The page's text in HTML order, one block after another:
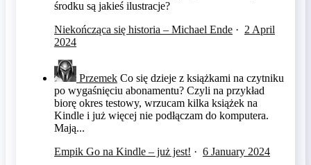
środku są jakieś ilustracje?
Niekończąca się historia – Michael Ende · 2 April
2024
Przemek Co się dzieje z książkami na czytniku
po wygaśnięciu abonamentu? Czyli na przykład
biorę okres testowy, wrzucam kilka książek na
Kindle i już więcej nie podłączam do komputera.
Mają...
Empik Go na Kindle – już jest! · 6 January 2024